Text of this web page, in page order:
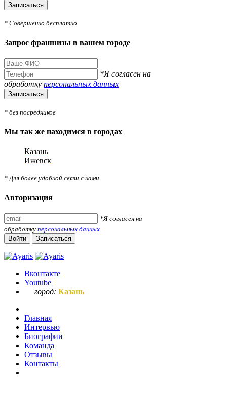
Записаться
* Совершенно бесплатно
Запрос франшизы в вашем городе
*Я согласен на
обработку персональных данных
Записаться
* без посредников
Мы так же находимся в городах
Казань
Ижевск
* Для более удобной связи с нами.
Авторизация
*Я согласен на
обработку персональных данных
Войти
Записаться
Вконтакте
Youtube
город: Казань
Главная
Интервью
Биографии
Команда
Отзывы
Контакты